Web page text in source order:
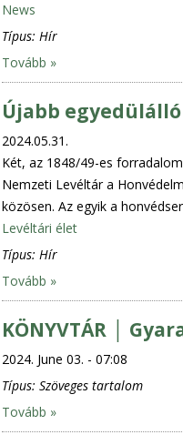
News
Típus: Hír
Tovább »
Újabb
2024.05.31.
Két, az 1848/49-es
Nemzeti Levéltár a
közösen. Az egyik a
Levéltári élet
Típus: Hír
Tovább »
KÖNYVTÁR │
2024. June 03. - 07:08
Típus: Szöveges tartalom
Tovább »